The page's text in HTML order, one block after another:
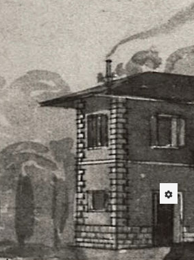
for Tourism Development in the
Areas)
koja se održavala u Murciji.
ZAVRŠNA
CASTWATER
3930
Murciji (Španjolska), 24. rujna 2019. godine,
je završna konferencija projekta
upravljanje vodom u turizmu na